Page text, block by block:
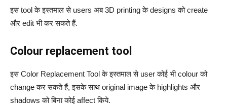
इस tool के इस्तमाल से users अब 3D printing के designs को create
और edit भी कर सकते हैं.
Colour replacement tool
इस Color Replacement Tool के इस्तमाल से user कोई भी colour को
change कर सकते हैं, इसके साथ original image के highlights और
shadows को बिना कोई affect किये.